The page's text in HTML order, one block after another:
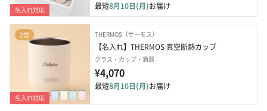
名入れ対応 最短8月10日(月)お届け
2位
名入れ対応
THERMOS（サーモス）
【名入れ】THERMOS 真空断熱カップ
グラス・カップ・酒器
¥4,070
最短8月10日(月)お届け